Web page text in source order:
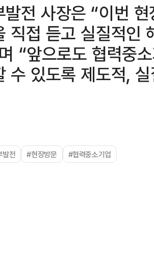
발전 사장은 “이번
직접 듣고 실질적인
“앞으로도 협력중
수 있도록 제도적,
발전 #현장방문 #협력중소기업